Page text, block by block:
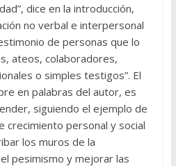
dice en la introducción,
no verbal e interpersonal
de personas que lo
ateos, colaboradores,
o simples testigos”. El
en palabras del autor, es
siguiendo el ejemplo de
crecimiento personal y social
los muros de la
pesimismo y mejorar las